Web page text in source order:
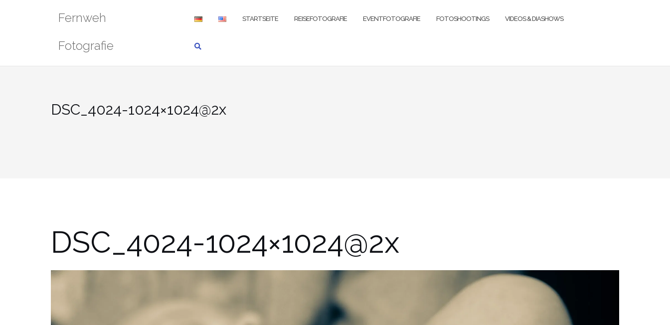
Fernweh
Fotografie
STARTSEITE REISEFOTOGRAFIE EVENTFOTOGRAFIE FOTOSHOOTINGS VIDEOS & DIASHOWS
DSC_4024-1024×1024@2x
DSC_4024-1024×1024@2x